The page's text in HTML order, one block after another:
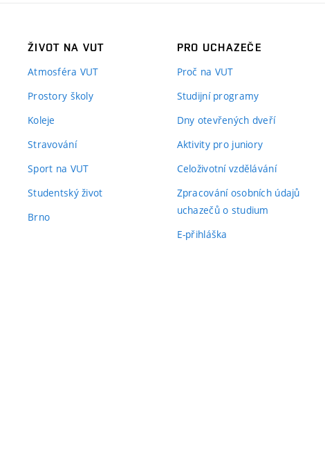
ŽIVOT NA VUT
Atmosféra VUT
Prostory školy
Koleje
Stravování
Sport na VUT
Studentský život
Brno
PRO UCHAZEČE
Proč na VUT
Studijní programy
Dny otevřených dveří
Aktivity pro juniory
Celoživotní vzdělávání
Zpracování osobních údajů
uchazečů o studium
E-přihláška